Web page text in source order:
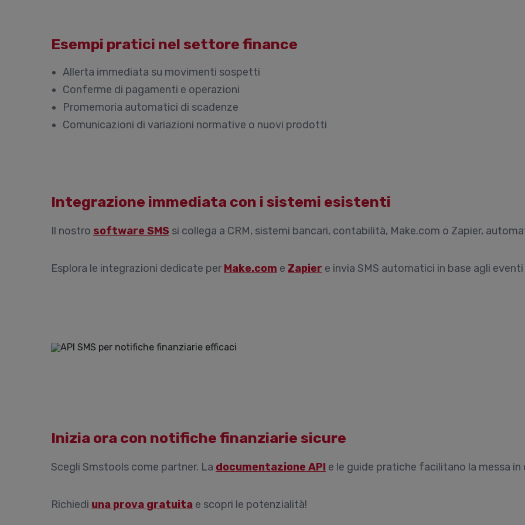
Esempi pratici nel settore finance
Allerta immediata su movimenti sospetti
Conferme di pagamenti e operazioni
Promemoria automatici di scadenze
Comunicazioni di variazioni normative o nuovi prodotti
Integrazione immediata con i sistemi esistenti
Il nostro software SMS si collega a CRM, sistemi bancari, contabilità, Make.com o Zapier,
Esplora le integrazioni dedicate per Make.com e Zapier e invia SMS automatici in base agli
Inizia ora con notifiche finanziarie sicure
Scegli Smstools come partner. La documentazione API e le guide pratiche facilitano la messa
Richiedi una prova gratuita e scopri le potenzialità!